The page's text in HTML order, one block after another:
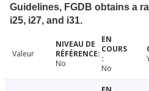
Guidelines, FGDB obtains a
i25, i27, and i31.
Valeur
No
No